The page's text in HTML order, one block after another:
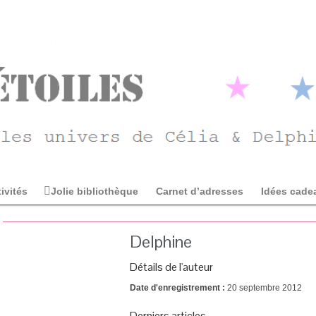
Jolie bibliothèque Carnet d’adresses Idées
Delphine
Détails de l'auteur
Date d'enregistrement : 20 septembre 2012